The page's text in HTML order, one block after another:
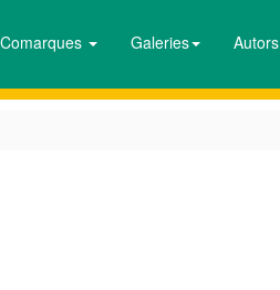
Comarques Galeries Autors